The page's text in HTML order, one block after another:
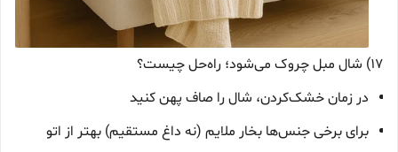
17) شال مبل چروک می‌شود؛ راه‌حل چیست؟
در زمان خشک‌کردن، شال را صاف پهن کنید
برای برخی جنس‌ها بخار ملایم (نه داغ مستقیم) بهتر از اتو